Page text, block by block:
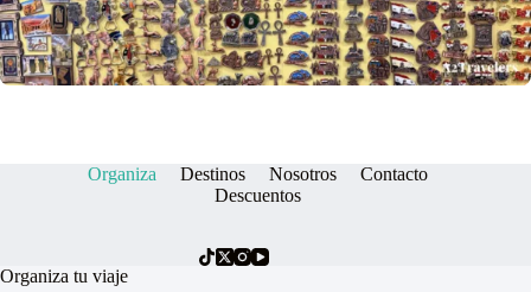
Organiza Destinos Nosotros
Contacto
Descuentos
Organiza tu viaje